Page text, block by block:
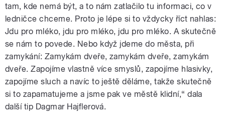
tam, kde nemá být, a to nám zatlačilo tu informaci, co v
ledničce chceme. Proto je lépe si to vždycky říct nahlas:
Jdu pro mléko, jdu pro mléko, jdu pro mléko. A skutečně
se nám to povede. Nebo když jdeme do města, při
zamykání: Zamykám dveře, zamykám dveře, zamykám
dveře. Zapojíme vlastně více smyslů, zapojíme hlasivky,
zapojíme sluch a navíc to ještě děláme, takže skutečně
si to zapamatujeme a jsme pak ve městě klidní,“ dala
další tip Dagmar Hajflerová.